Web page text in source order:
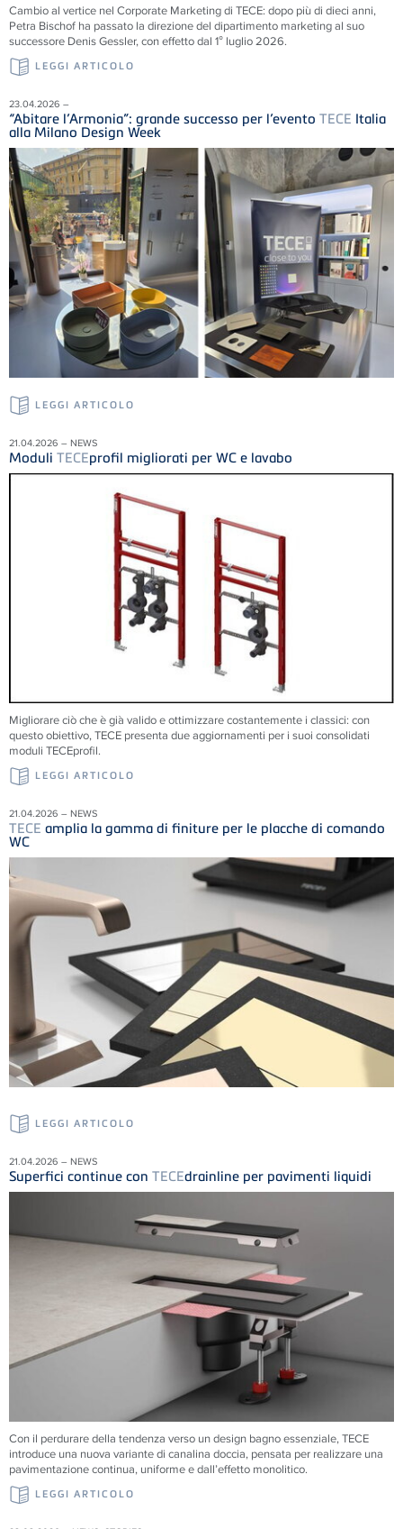
Cambio al vertice nel Corporate Marketing di TECE: dopo più di dieci anni,
Petra Bischof ha passato la direzione del dipartimento marketing al suo
successore Denis Gessler, con effetto dal 1° luglio 2026.
LEGGI ARTICOLO
23.04.2026 –
“Abitare l’Armonia”: grande successo per l’evento TECE Italia
alla Milano Design Week
LEGGI ARTICOLO
21.04.2026 – NEWS
Moduli TECEprofil migliorati per WC e lavabo
Migliorare ciò che è già valido e ottimizzare costantemente i classici: con
questo obiettivo, TECE presenta due aggiornamenti per i suoi consolidati
moduli TECEprofil.
LEGGI ARTICOLO
21.04.2026 – NEWS
TECE amplia la gamma di finiture per le placche di comando
WC
LEGGI ARTICOLO
21.04.2026 – NEWS
Superfici continue con TECEdrainline per pavimenti liquidi
Con il perdurare della tendenza verso un design bagno essenziale, TECE
introduce una nuova variante di canalina doccia, pensata per realizzare una
pavimentazione continua, uniforme e dall’effetto monolitico.
LEGGI ARTICOLO